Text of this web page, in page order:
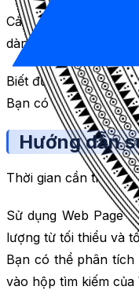
Cải thiện lựa chọn
dàng, cũng như cải
Biết được thời gian
Bạn có thể sử dụng
Hướng dẫn
Thời gian cần thiết:5
Sử dụng Web Page
lượng từ tối thiểu và
Bạn có thể phân
vào hộp tìm kiếm